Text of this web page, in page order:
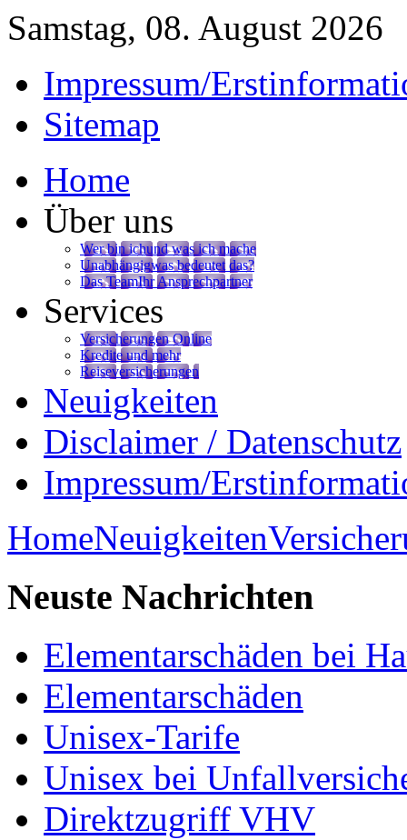
Samstag, 08. August 2026
Impressum/
Sitemap
Home
Über uns
Wer bin ichund was ich mache
Unabhängigwas bedeutet das?
Das TeamIhr Ansprechpartner
Services
Versicherungen Online
Kredite und mehr
Reiseversicherungen
Neuigkeiten
Disclaimer / Datenschutz
Impressum/
HomeNeuigkeiten
Neuste Nachrichten
Elementarschäden bei
Elementarschäden
Unisex-Tarife
Unisex bei
Direktzugriff VHV